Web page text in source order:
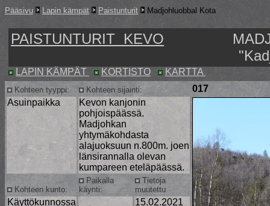
Pääsivu Lapin kämpät Paistunturit Madjohluobbal Kota
PAISTUNTURIT KEVO
LAPIN KÄMPÄT KORTISTO KARTTA
Kohteen tyyppi: Kohteen sijainti:
017
Asuinpaikka
Kevon kanjonin
pohjoispäässä.
Madjohkan
yhtymäkohdasta
alajuoksuun n.800m. joen
länsirannalla olevan
kumpareen eteläpäässä.
Kohteen kunto:
Paikalla
käynti:
Tietoja
muutettu
Käyttökunnossa 15.02.2021